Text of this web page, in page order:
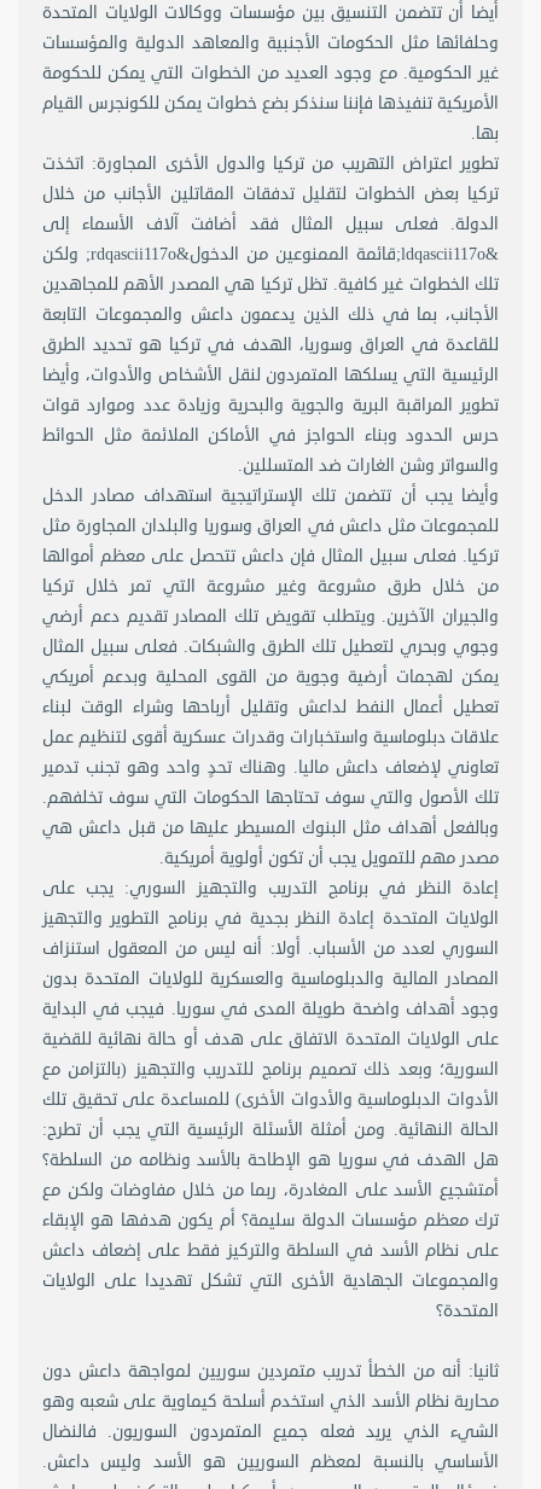
أيضا أن تتضمن التنسيق بين مؤسسات ووكالات الولايات المتحدة
وحلفائها مثل الحكومات الأجنبية والمعاهد الدولية والمؤسسات
غير الحكومية. مع وجود العديد من الخطوات التي يمكن للحكومة
الأمريكية تنفيذها فإننا سنذكر بضع خطوات يمكن للكونجرس القيام
بها.
تطوير اعتراض التهريب من تركيا والدول الأخرى المجاورة: اتخذت
تركيا بعض الخطوات لتقليل تدفقات المقاتلين الأجانب من خلال
الدولة. فعلى سبيل المثال فقد أضافت آلاف الأسماء إلى
&ldqascii117o;قائمة الممنوعين من الدخول&rdqascii117o; ولكن
تلك الخطوات غير كافية. تظل تركيا هي المصدر الأهم للمجاهدين
الأجانب، بما في ذلك الذين يدعمون داعش والمجموعات التابعة
للقاعدة في العراق وسوريا، الهدف في تركيا هو تحديد الطرق
الرئيسية التي يسلكها المتمردون لنقل الأشخاص والأدوات، وأيضا
تطوير المراقبة البرية والجوية والبحرية وزيادة عدد وموارد قوات
حرس الحدود وبناء الحواجز في الأماكن الملائمة مثل الحوائط
والسواتر وشن الغارات ضد المتسللين.
وأيضا يجب أن تتضمن تلك الإستراتيجية استهداف مصادر الدخل
للمجموعات مثل داعش في العراق وسوريا والبلدان المجاورة مثل
تركيا. فعلى سبيل المثال فإن داعش تتحصل على معظم أموالها
من خلال طرق مشروعة وغير مشروعة التي تمر خلال تركيا
والجيران الآخرين. ويتطلب تقويض تلك المصادر تقديم دعم أرضي
وجوي وبحري لتعطيل تلك الطرق والشبكات. فعلى سبيل المثال
يمكن لهجمات أرضية وجوية من القوى المحلية وبدعم أمريكي
تعطيل أعمال النفط لداعش وتقليل أرباحها وشراء الوقت لبناء
علاقات دبلوماسية واستخبارات وقدرات عسكرية أقوى لتنظيم عمل
تعاوني لإضعاف داعش ماليا. وهناك تحدٍ واحد وهو تجنب تدمير
تلك الأصول والتي سوف تحتاجها الحكومات التي سوف تخلفهم.
وبالفعل أهداف مثل البنوك المسيطر عليها من قبل داعش هي
مصدر مهم للتمويل يجب أن تكون أولوية أمريكية.
إعادة النظر في برنامج التدريب والتجهيز السوري: يجب على
الولايات المتحدة إعادة النظر بجدية في برنامج التطوير والتجهيز
السوري لعدد من الأسباب. أولا: أنه ليس من المعقول استنزاف
المصادر المالية والدبلوماسية والعسكرية للولايات المتحدة بدون
وجود أهداف واضحة طويلة المدى في سوريا. فيجب في البداية
على الولايات المتحدة الاتفاق على هدف أو حالة نهائية للقضية
السورية؛ وبعد ذلك تصميم برنامج للتدريب والتجهيز (بالتزامن مع
الأدوات الدبلوماسية والأدوات الأخرى) للمساعدة على تحقيق تلك
الحالة النهائية. ومن أمثلة الأسئلة الرئيسية التي يجب أن تطرح:
هل الهدف في سوريا هو الإطاحة بالأسد ونظامه من السلطة؟
أمتشجيع الأسد على المغادرة، ربما من خلال مفاوضات ولكن مع
ترك معظم مؤسسات الدولة سليمة؟ أم يكون هدفها هو الإبقاء
على نظام الأسد في السلطة والتركيز فقط على إضعاف داعش
والمجموعات الجهادية الأخرى التي تشكل تهديدا على الولايات
المتحدة؟
ثانيا: أنه من الخطأ تدريب متمردين سوريين لمواجهة داعش دون
محاربة نظام الأسد الذي استخدم أسلحة كيماوية على شعبه وهو
الشيء الذي يريد فعله جميع المتمردون السوريون. فالنضال
الأساسي بالنسبة لمعظم السوريين هو الأسد وليس داعش.